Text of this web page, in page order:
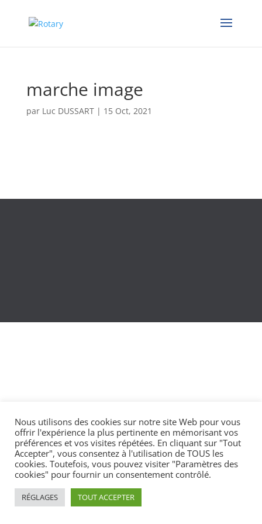
marche image
par Luc DUSSART| 15 Oct, 2021
Nous utilisons des cookies sur notre site Web pour vous
offrir l'expérience la plus pertinente en mémorisant vos
préférences et vos visites répétées. En cliquant sur "Tout
Accepter", vous consentez à l'utilisation de TOUS les
cookies. Toutefois, vous pouvez visiter "Paramètres des
cookies" pour fournir un consentement contrôlé.
RÉGLAGES TOUT ACCEPTER